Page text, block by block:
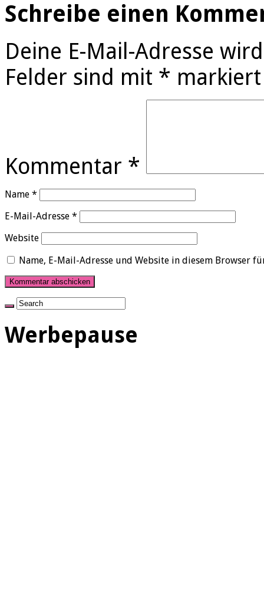
Schreibe einen
Deine E-Mail-Adresse
Felder sind mit * markiert
Kommentar *
Name *
E-Mail-Adresse *
Website
Name, E-Mail-Adresse und Website in diesem Browser
Werbepause